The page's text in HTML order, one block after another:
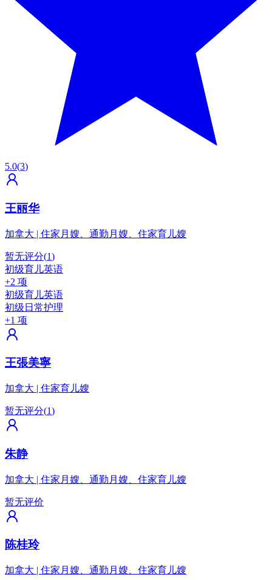
5.0(3)
王丽华
加拿大 | 住家月嫂、通勤月嫂、住家育儿嫂
暂无评分(1)
初级育儿英语
+2 项
初级育儿英语
初级日常护理
+1 项
王張美寧
加拿大 | 住家育儿嫂
暂无评分(1)
朱静
加拿大 | 住家月嫂、通勤月嫂、住家育儿嫂
暂无评价
陈桂玲
加拿大 | 住家月嫂、通勤月嫂、住家育儿嫂